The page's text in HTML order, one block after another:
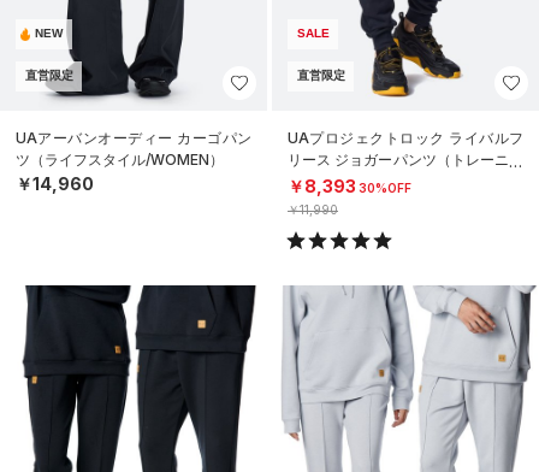
NEW
直営限定
UAアーバンオーディー カーゴパン
ツ（ライフスタイル/WOMEN）
￥14,960
SALE
直営限定
UAプロジェクトロック ライバルフ
リース ジョガーパンツ（トレーニン
グ/MEN）
￥8,393 30%OFF
￥11,990